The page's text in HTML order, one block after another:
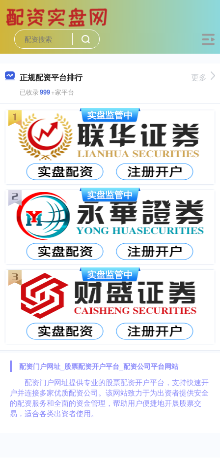
正规配资平台排行
已收录999+家平台
更多
配资门户网址_股票配资开户平台_配资公司平台网站
配资门户网址提供专业的股票配资开户平台，支持快速开
户并连接多家优质配资公司。该网站致力于为出资者提供安全
的配资服务和全面的资金管理，帮助用户便捷地开展股票交
易，适合各类出资者使用。